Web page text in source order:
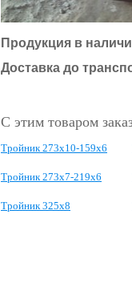
Продукция в
Доставка до
С этим товаром
Тройник 273х10-159х6
Тройник 273х7-219х6
Тройник 325х8